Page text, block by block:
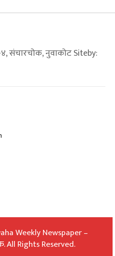
संचारचोक, नुवाकोट Siteby:
Weekly Newspaper –
All Rights Reserved.